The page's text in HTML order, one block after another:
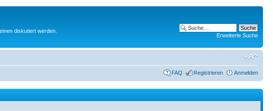
diskutiert werden.
Erweiterte Suche
FAQ Registrieren Anmelden